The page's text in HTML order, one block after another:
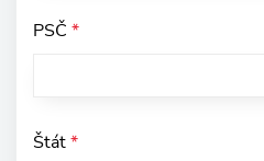
PSČ *
Štát*